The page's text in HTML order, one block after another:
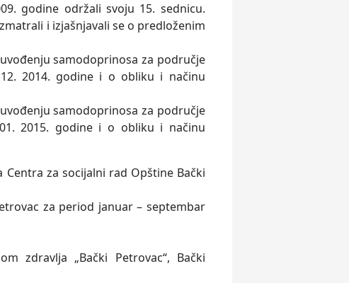
godine održali svoju 15. sednicu.
i izjašnjavali se o predloženim
samodoprinosa za područje
2014. godine i o obliku i načinu
samodoprinosa za područje
2015. godine i o obliku i načinu
za socijalni rad Opštine Bački
za period januar – septembar
zdravlja „Bački Petrovac“, Bački